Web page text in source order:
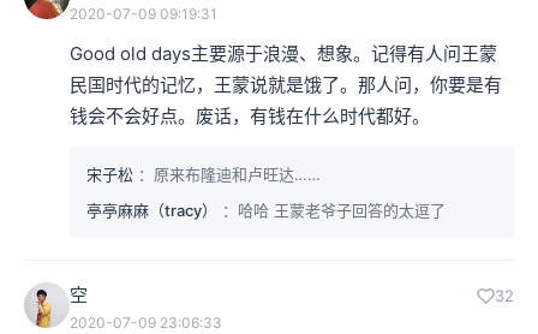
2020-07-09 09:19:31
Good old days主要源于浪漫、想象。记得有人问王蒙
民国时代的记忆，王蒙说就是饿了。那人问，你要是有
钱会不会好点。废话，有钱在什么时代都好。
宋子松 ：原来布隆迪和卢旺达……
亭亭麻麻（tracy）
：哈哈 王蒙老爷子回答的太逗了
空 32
2020-07-09 23:06:33